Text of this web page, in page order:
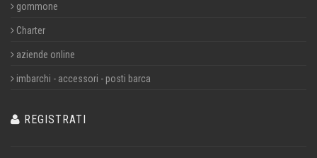
gommone
Charter
aziende online
imbarchi - accessori - posti barca
REGISTRATI